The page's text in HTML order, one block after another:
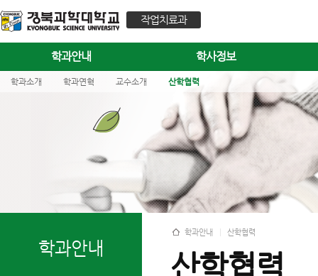
작업치료과
학과안내
학과소개 학과연혁 교수소개 산학협력
학사정보
학과안내
학과안내 산학협력
산학협력